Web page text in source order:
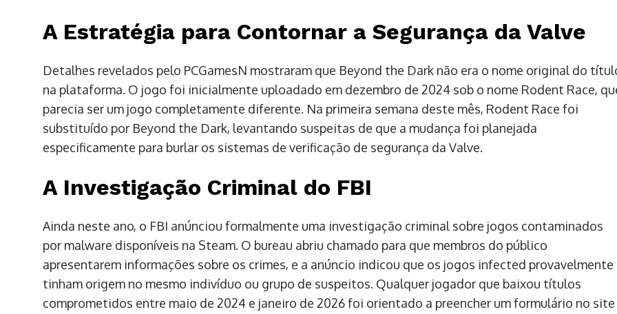
A Estratégia para Contornar a Segurança da Valve
Detalhes revelados pelo PCGamesN mostraram que Beyond the Dark não era o nome original do
na plataforma. O jogo foi inicialmente uploadado em dezembro de 2024 sob o nome Rodent Race,
parecia ser um jogo completamente diferente. Na primeira semana deste mês, Rodent Race foi
substituído por Beyond the Dark, levantando suspeitas de que a mudança foi planejada
especificamente para burlar os sistemas de verificação de segurança da Valve.
A Investigação Criminal do FBI
Ainda neste ano, o FBI anúnciou formalmente uma investigação criminal sobre jogos contaminados
por malware disponíveis na Steam. O bureau abriu chamado para que membros do público
apresentarem informações sobre os crimes, e a anúncio indicou que os jogos infected provavelmente
tinham origem no mesmo indivíduo ou grupo de suspeitos. Qualquer jogador que baixou títulos
comprometidos entre maio de 2024 e janeiro de 2026 foi orientado a preencher um formulário no site